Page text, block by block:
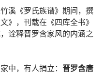
溪《罗氏族谱》期间，撰
》，刊载在《四库全书》
诠释晋罗含家风的内涵之
中，有人捐立： 晋罗含唐